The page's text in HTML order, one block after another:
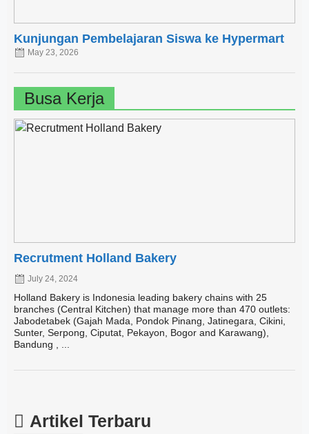
Kunjungan Pembelajaran Siswa ke Hypermart
May 23, 2026
Busa Kerja
Recrutment Holland Bakery
July 24, 2024
Holland Bakery is Indonesia leading bakery chains with 25
branches (Central Kitchen) that manage more than 470 outlets:
Jabodetabek (Gajah Mada, Pondok Pinang, Jatinegara, Cikini,
Sunter, Serpong, Ciputat, Pekayon, Bogor and Karawang),
Bandung , ...
Artikel Terbaru